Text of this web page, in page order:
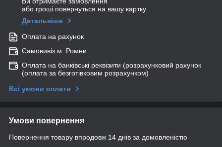
або гроші повернуться на вашу картку
Детальніше
Оплата на рахунок
Самовивіз м. Ромни
Оплата на банківські реквізити (розрахунковий рахунок
(оплата за безготівковим розрахунком)
Всі умови оплати
Умови повернення
Повернення товару впродовж 14 днів за домовленістю